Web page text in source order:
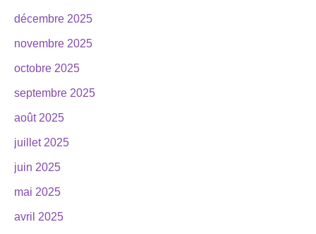
décembre 2025
novembre 2025
octobre 2025
septembre 2025
août 2025
juillet 2025
juin 2025
mai 2025
avril 2025